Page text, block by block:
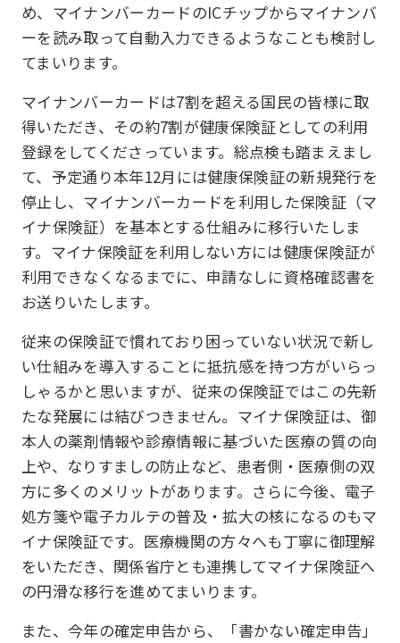
め、マイナンバーカードのICチップからマイナンバ
ーを読み取って自動入力できるようなことも検討し
てまいります。
マイナンバーカードは7割を超える国民の皆様に取
得いただき、その約7割が健康保険証としての利用
登録をしてくださっています。総点検も踏まえまし
て、予定通り本年12月には健康保険証の新規発行を
停止し、マイナンバーカードを利用した保険証（マ
イナ保険証）を基本とする仕組みに移行いたしま
す。マイナ保険証を利用しない方には健康保険証が
利用できなくなるまでに、申請なしに資格確認書を
お送りいたします。
従来の保険証で慣れており困っていない状況で新し
い仕組みを導入することに抵抗感を持つ方がいらっ
しゃるかと思いますが、従来の保険証ではこの先新
たな発展には結びつきません。マイナ保険証は、御
本人の薬剤情報や診療情報に基づいた医療の質の向
上や、なりすましの防止など、患者側・医療側の双
方に多くのメリットがあります。さらに今後、電子
処方箋や電子カルテの普及・拡大の核になるのもマ
イナ保険証です。医療機関の方々へも丁寧に御理解
をいただき、関係省庁とも連携してマイナ保険証へ
の円滑な移行を進めてまいります。
また、今年の確定申告から、「書かない確定申告」